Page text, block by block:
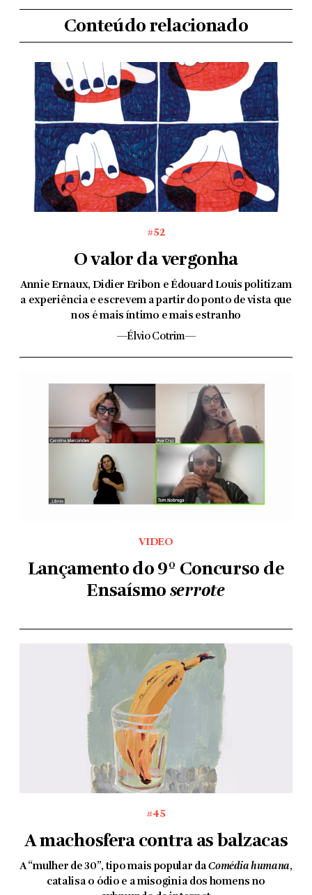
Conteúdo relacionado
#52
O valor da vergonha
Annie Ernaux, Didier Eribon e Édouard Louis politizam
a experiência e escrevem a partir do ponto de vista que
nos é mais íntimo e mais estranho
—Élvio Cotrim—
VIDEO
Lançamento do 9º Concurso de
Ensaísmo serrote
#45
A machosfera contra as balzacas
A “mulher de 30”, tipo mais popular daComédia humana,
catalisa o ódio e a misoginia dos homens no